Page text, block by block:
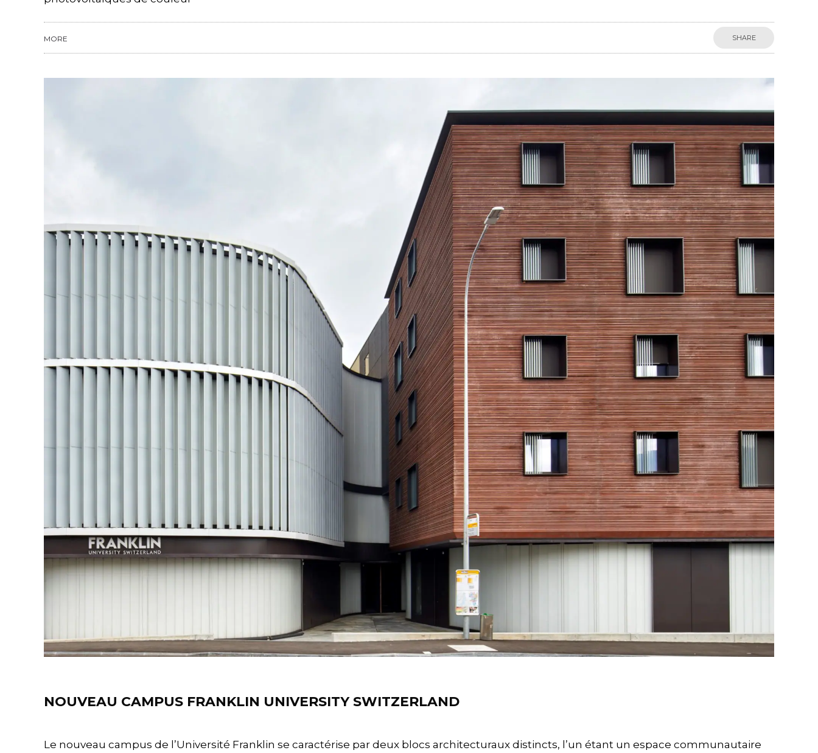
MORE SHARE
NOUVEAU CAMPUS FRANKLIN UNIVERSITY SWITZERLAND
Le nouveau campus de l’Université Franklin se caractérise par deux blocs architecturaux distincts, l’un étant un espace communautaire